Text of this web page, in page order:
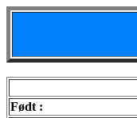
Født :